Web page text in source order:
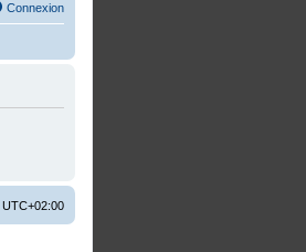
Connexion
UTC+02:00